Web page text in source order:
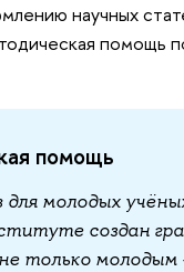
научных
помощь
помощь
для молодых
создан
только